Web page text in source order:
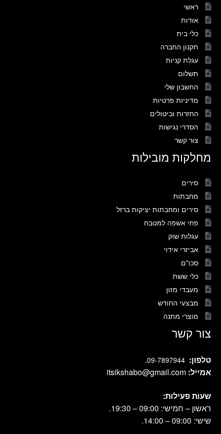
ראשי
אודות
כלי בית
תקנון החברה
עגלת קניות
תשלום
החשבון שלי
מדיניות פרטיות
החזרות וביטולים
הסדרי נגישות
צור קשר
מחלקות מובילות
סירים
מחבתות
סירים ומחבתות יציקות ברזל
פחי אשפה למטבח
עגלות שוק
אביזרי אידוי
סכו"ם
כלי ששת
מעבדי מזון
מבצעי החודש
מוצרי מתנה
צור קשר
טלפון: 09-7897944
.
אמייל: itsikshabo@gmail.com
שעות פעילות:
ראשון – חמישי: 09:00 – 19:30.
שישי: 09:00 – 14:00.